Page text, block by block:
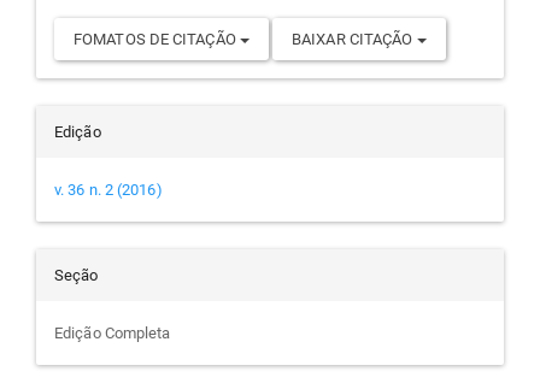
FOMATOS DE CITAÇÃO BAIXAR CITAÇÃO
Edição
v. 36 n. 2 (2016)
Seção
Edição Completa